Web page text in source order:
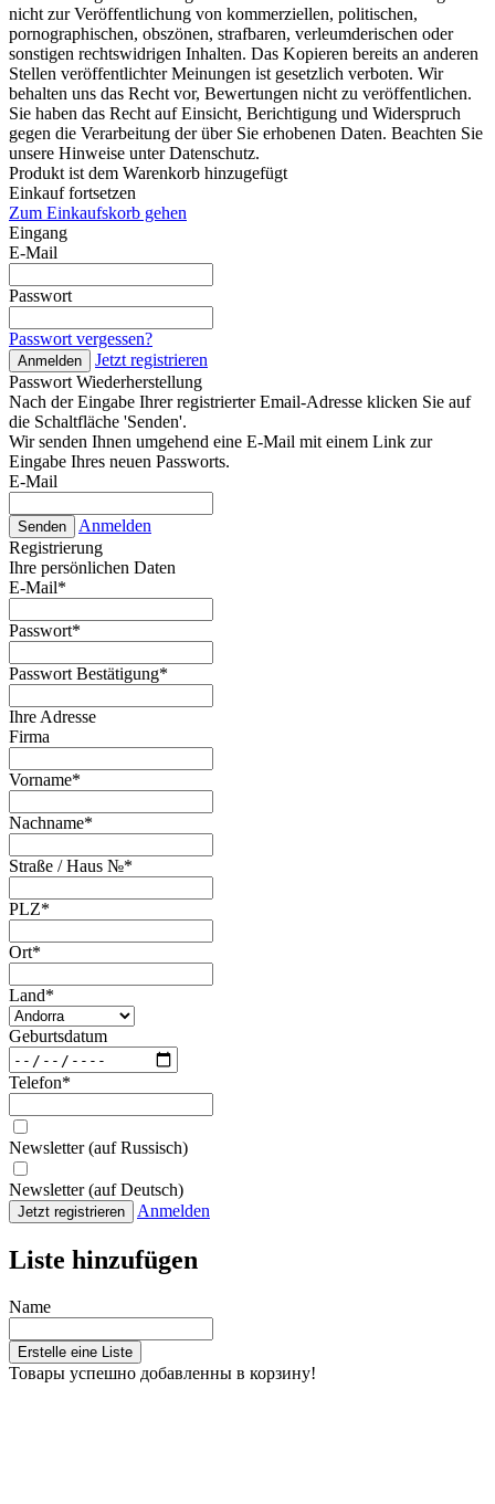
nicht zur Veröffentlichung von kommerziellen, politischen,
pornographischen, obszönen, strafbaren, verleumderischen oder
sonstigen rechtswidrigen Inhalten. Das Kopieren bereits an anderen
Stellen veröffentlichter Meinungen ist gesetzlich verboten. Wir
behalten uns das Recht vor, Bewertungen nicht zu veröffentlichen.
Sie haben das Recht auf Einsicht, Berichtigung und Widerspruch
gegen die Verarbeitung der über Sie erhobenen Daten. Beachten Sie
unsere Hinweise unter Datenschutz.
Produkt ist dem Warenkorb hinzugefügt
Einkauf fortsetzen
Zum Einkaufskorb gehen
Eingang
E-Mail
Passwort
Passwort vergessen?
Anmelden
Jetzt registrieren
Passwort Wiederherstellung
Nach der Eingabe Ihrer registrierter Email-Adresse klicken Sie auf
die Schaltfläche 'Senden'.
Wir senden Ihnen umgehend eine E-Mail mit einem Link zur
Eingabe Ihres neuen Passworts.
E-Mail
Senden
Anmelden
Registrierung
Ihre persönlichen Daten
E-Mail*
Passwort*
Passwort Bestätigung*
Ihre Adresse
Firma
Vorname*
Nachname*
Straße / Haus №*
PLZ*
Ort*
Land*
Geburtsdatum
Telefon*
Newsletter (auf Russisch)
Newsletter (auf Deutsch)
Jetzt registrieren Anmelden
Liste hinzufügen
Name
Erstelle eine Liste
Товары успешно добавленны в корзину!